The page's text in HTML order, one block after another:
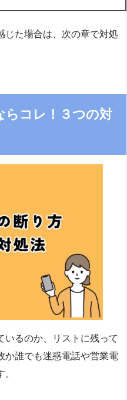
じた場合は、次の章で対処
らコレ！３つの対
いるのか、リストに残って
か誰でも迷惑電話や営業電